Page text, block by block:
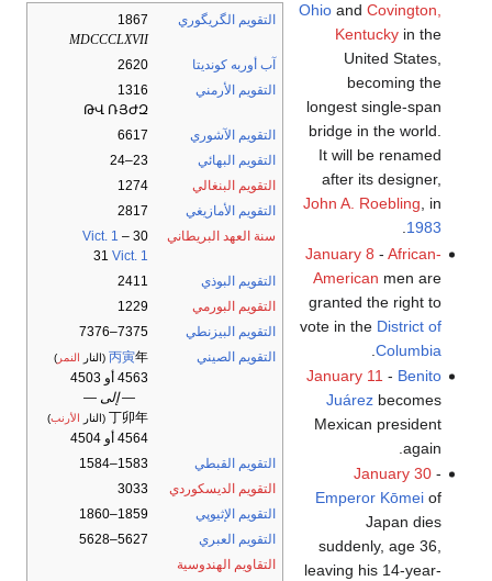
التقويم الگريگوري
1867
MDCCCLXVII
آب أوربه كونديتا
2620
التقويم الأرمني
1316
ԹՎ ՌՅԺԶ
التقويم الآشوري
6617
التقويم البهائي
23–24
التقويم البنغالي
1274
التقويم الأمازيغي
2817
سنة العهد البريطاني
30
Vict. 1 –
31 Vict. 1
التقويم البوذي
2411
التقويم البورمي
1229
التقويم البيزنطي
7375–7376
التقويم الصيني
丙寅年 (النار النمر )
4563 أو 4503
— إلى —
丁卯年 (النار الأرنب)
4564 أو 4504
التقويم القبطي
1583–1584
التقويم الديسكوردي
3033
التقويم الإثيوپي
1859–1860
التقويم العبري
5627–5628
التقاويم الهندوسية
Ohioand Covington,
Kentuckyin the
United States,
becoming the
longest single-span
bridge in the world.
It will be renamed
after its designer,
John A. Roebling , in
1983
January 8 - African-
American men are
granted the right to
vote in the District of
Columbia
January 11 - Benito
Juárezbecomes
Mexican president
again.
January 30-
Emperor Kōmeiof
Japan dies
suddenly, age 36,
leaving his 14-year-